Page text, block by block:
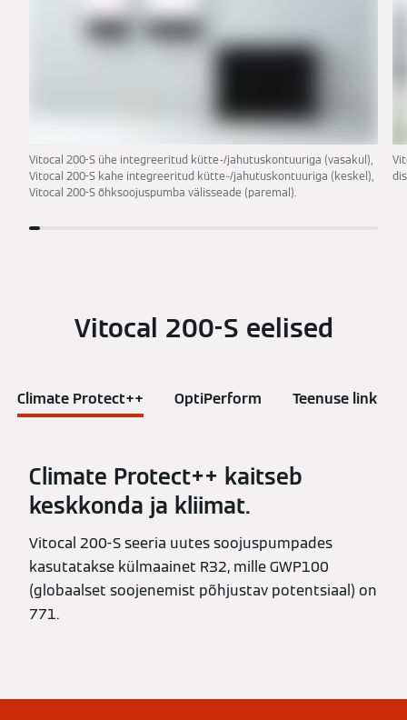
Vitocal 200-S ühe integreeritud kütte-/jahutuskontuuriga (vasakul),
Vitocal 200-S kahe integreeritud kütte-/jahutuskontuuriga (keskel),
Vitocal 200-S õhksoojuspumba välisseade (paremal).
Vitocal 200-S eelised
Climate Protect++ OptiPerform Teenuse link
Climate Protect++ kaitseb
keskkonda ja kliimat.
Vitocal 200-S seeria uutes soojuspumpades
kasutatakse külmaainet R32, mille GWP100
(globaalset soojenemist põhjustav potentsiaal) on
771.